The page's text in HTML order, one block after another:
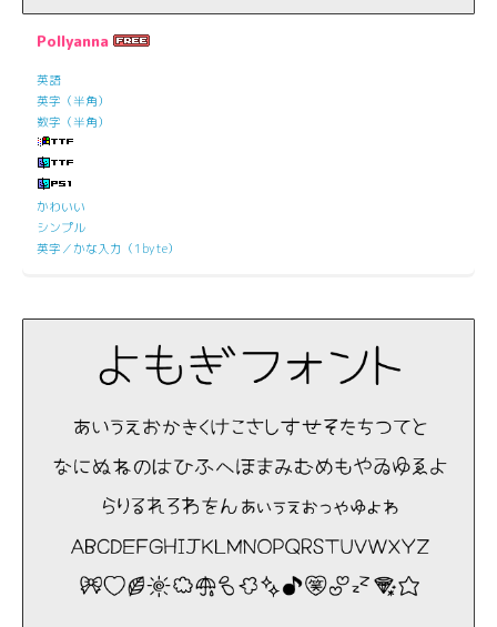
Pollyanna
英語
英字（半角）
数字（半角）
かわいい
シンプル
英字／かな入力（1byte）